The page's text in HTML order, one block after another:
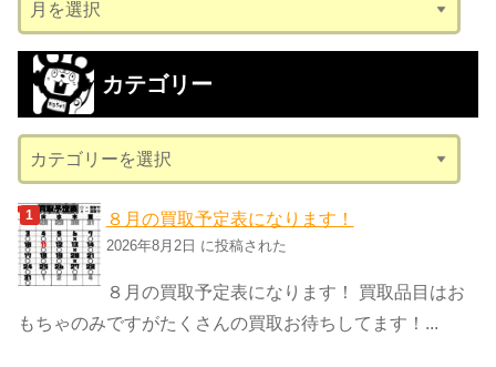
ー
カ
ブ
カテゴリー
テ
ゴ
リ
ー
８月の買取予定表になります！
2026年8月2日 に投稿された
８月の買取予定表になります！ 買取品目はお
もちゃのみですがたくさんの買取お待ちしてます！...